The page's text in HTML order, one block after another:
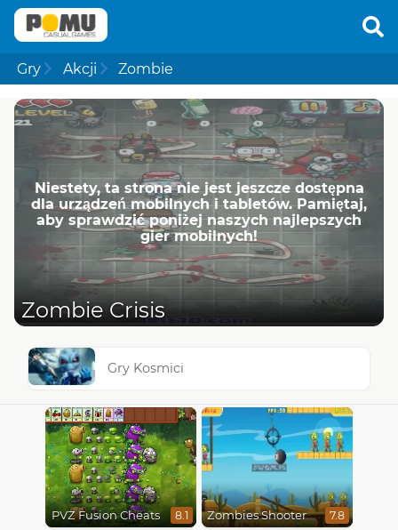
Gry Akcji Zombie
Niestety, ta strona nie jest jeszcze dostępna
dla urządzeń mobilnych i tabletów. Pamiętaj,
aby sprawdzić poniżej naszych najlepszych
gier mobilnych!
Zombie Crisis
Gry Kosmici
PVZ Fusion Cheats 8.1 Zombies Shooter 7.8